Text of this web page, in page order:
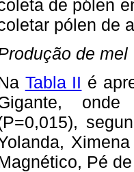
de pólen
pólen de
de mel
Tabla II é
onde
Pé